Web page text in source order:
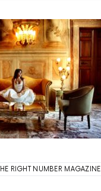
THE RIGHT NUMBER MAGAZINE